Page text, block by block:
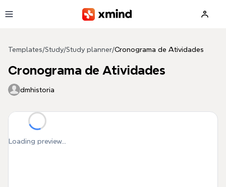
Templates/Study/Study planner/Cronograma de Atividades
Cronograma de Atividades
dmhistoria
Loading preview...